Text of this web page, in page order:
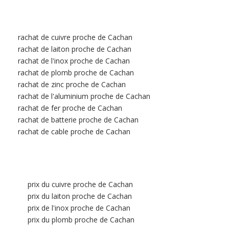
rachat de cuivre proche de Cachan
rachat de laiton proche de Cachan
rachat de l'inox proche de Cachan
rachat de plomb proche de Cachan
rachat de zinc proche de Cachan
rachat de l'aluminium proche de Cachan
rachat de fer proche de Cachan
rachat de batterie proche de Cachan
rachat de cable proche de Cachan
prix du cuivre proche de Cachan
prix du laiton proche de Cachan
prix de l'inox proche de Cachan
prix du plomb proche de Cachan